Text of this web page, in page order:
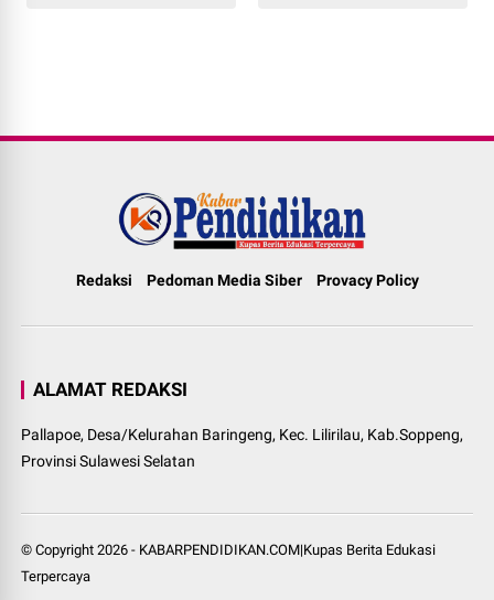
Redaksi Pedoman Media Siber Provacy Policy
ALAMAT REDAKSI
Pallapoe, Desa/Kelurahan Baringeng, Kec. Lilirilau, Kab.Soppeng,
Provinsi Sulawesi Selatan
© Copyright2026 - KABARPENDIDIKAN.COM|Kupas Berita Edukasi
Terpercaya